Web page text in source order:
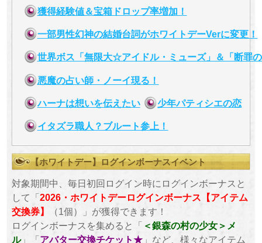
獲得経験値＆宝箱ドロップ率増加！
一部男性幻神の結婚台詞がホワイトデーVerに変更！
世界ボス「無限大☆アイドル・ミューズ」＆「断罪
悪魔の占い師・ノーイ現る！
ハーナは想いを伝えたい 少年パティシエの恋
イタズラ職人？ブルート参上！
【ホワイトデー】ログインボーナスイベント
対象期間中、毎日初回ログイン時にログインボーナスと
して「 2026・ホワイトデーログインボーナス【アイテム
交換券】
（1個）」が獲得できます！
ログインボーナスを集めると「 ＜銀森の村の少女＞メ
ル」「 アバター交換チケット★」など、様々なアイテム